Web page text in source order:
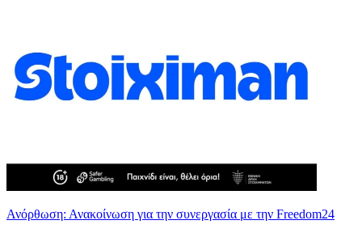
Ανόρθωση: Ανακοίνωση για την συνεργασία με την Freedom24